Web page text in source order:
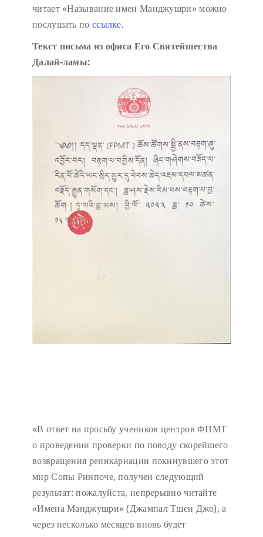
читает «Называние имен Манджушри» можно
послушать по ссылке.
Текст письма из офиса Его Святейшества
Далай-ламы:
«В ответ на просьбу учеников центров ФПМТ
о проведении проверки по поводу скорейшего
возвращения реинкарнации покинувшего этот
мир Сопы Ринпоче, получен следующий
результат: пожалуйста, непрерывно читайте
«Имена Манджушри» (Джампал Тшен Джо), а
через несколько месяцев вновь будет